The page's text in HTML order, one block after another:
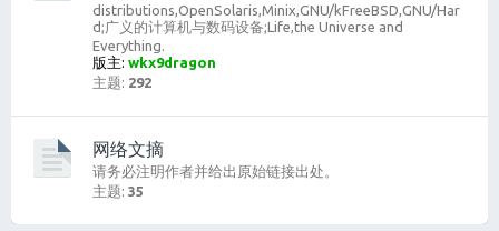
distributions,OpenSolaris,Minix,GNU/kFreeBSD,GNU/Har
d;广义的计算机与数码设备;Life,the Universe and
Everything.
版主: wkx9dragon
主题: 292
网络文摘
请务必注明作者并给出原始链接出处。
主题: 35